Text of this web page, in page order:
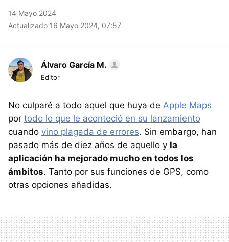
14 Mayo 2024
Actualizado 16 Mayo 2024, 07:57
Álvaro García M.
Editor
No culparé a todo aquel que huya de Apple Maps
por todo lo que le aconteció en su lanzamiento
cuando vino plagada de errores. Sin embargo, han
pasado más de diez años de aquello y la
aplicación ha mejorado mucho en todos los
ámbitos. Tanto por sus funciones de GPS, como
otras opciones añadidas.